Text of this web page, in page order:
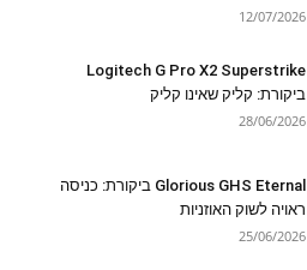
12/07/2026
Logitech G Pro X2 Superstrike
ביקורת: קליק שאינו קליק
28/06/2026
Glorious GHS Eternal ביקורת: כניסה
ראויה לשוק האוזניות
25/06/2026